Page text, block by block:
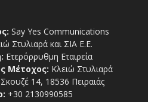
Say Yes Communications
Στυλιαρά και ΣΙΑ Ε.Ε.
Ετερόρρυθμη Εταιρεία
Μέτοχος: Κλειώ Στυλιαρά
Σκουζέ 14, 18536 Πειραιάς
+30 2130990585